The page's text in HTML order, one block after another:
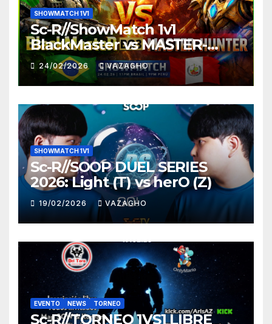
SHOWMATCH 1V1
Sc-R//ShowMatch 1v1
BlackMaster vs MASTER-
HUNTER
24/02/2026 VAZAGHO
SHOWMATCH 1V1
Sc-R//SOOP DUEL SERIES
2026: Light (T) vs herO (Z)
19/02/2026 VAZAGHO
EVENTO NEWS TORNEO
Sc-R//TORNEO 1VS1 LIBRE